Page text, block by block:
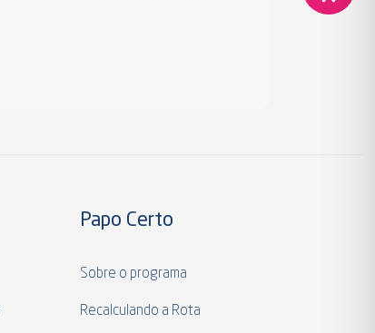
Papo Certo
Sobre o programa
Recalculando a Rota